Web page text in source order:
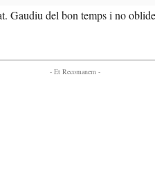
Gaudiu del bon temps i no
- Et Recomanem -